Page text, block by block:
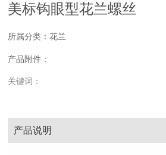
美标钩眼型花兰螺丝
所属分类：花兰
产品附件：
关键词：
产品说明